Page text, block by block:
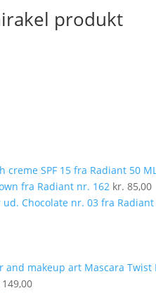
produkt
creme SPF 15 fra Radiant 50
fra Radiant nr. 162 kr. 85,00
Mascara Twist
149,00